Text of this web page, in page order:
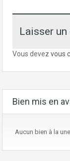
Laisser
Vous devez vous
Bien mis en
Aucun bien à la